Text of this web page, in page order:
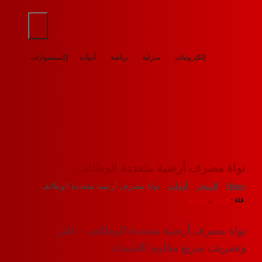
منزلية رياضة أدوات إكسيسوارات
أرضية متعددة الوظائف
المتجر أدوات نواة مصرف أرضية متعددة الوظائف
منزلية
أرضية متعددة الوظائف – فلتر
سريع مقاوم للانسداد